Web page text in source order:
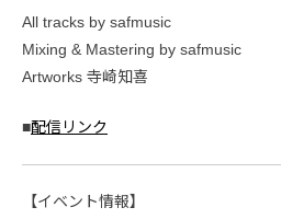
All tracks by safmusic
Mixing & Mastering by safmusic
Artworks 寺崎知喜
■配信リンク
【イベント情報】